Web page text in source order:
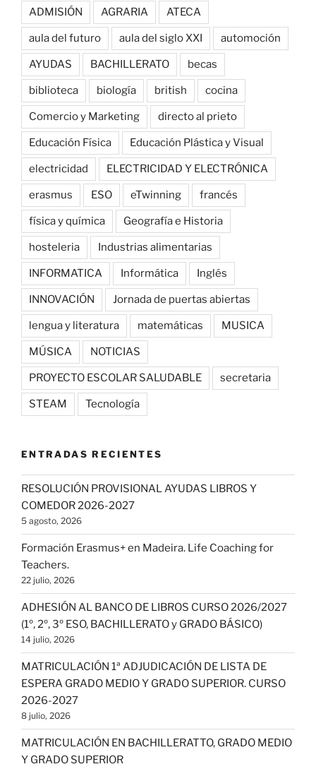
ADMISIÓN AGRARIA ATECA
aula del futuro aula del siglo XXI automoción
AYUDAS BACHILLERATO becas
biblioteca biología british cocina
Comercio y Marketing directo al prieto
Educación Física Educación Plástica y Visual
electricidad ELECTRICIDAD Y ELECTRÓNICA
erasmus ESO eTwinning francés
física y química Geografía e Historia
hosteleria Industrias alimentarias
INFORMATICA Informática Inglés
INNOVACIÓN Jornada de puertas abiertas
lengua y literatura matemáticas MUSICA
MÚSICA NOTICIAS
PROYECTO ESCOLAR SALUDABLE secretaria
STEAM Tecnología
ENTRADAS RECIENTES
RESOLUCIÓN PROVISIONAL AYUDAS LIBROS Y
COMEDOR 2026-2027
5 agosto, 2026
Formación Erasmus+ en Madeira. Life Coaching for
Teachers.
22 julio, 2026
ADHESIÓN AL BANCO DE LIBROS CURSO 2026/2027
(1º, 2º, 3º ESO, BACHILLERATO y GRADO BÁSICO)
14 julio, 2026
MATRICULACIÓN 1ª ADJUDICACIÓN DE LISTA DE
ESPERA GRADO MEDIO Y GRADO SUPERIOR. CURSO
2026-2027
8 julio, 2026
MATRICULACIÓN EN BACHILLERATTO, GRADO MEDIO
Y GRADO SUPERIOR